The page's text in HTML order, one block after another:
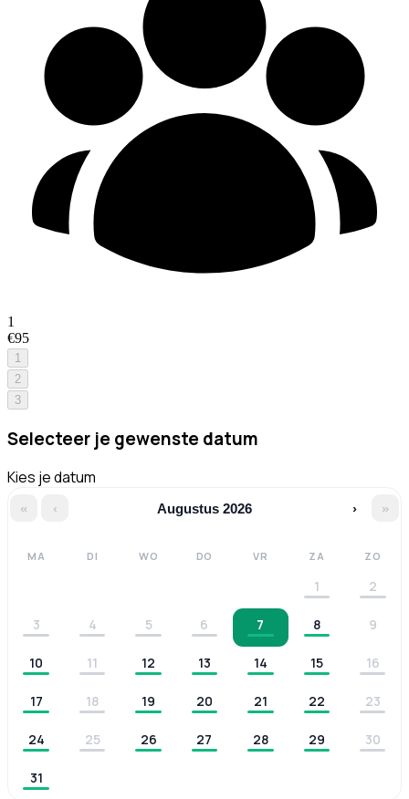
1
€95
1
2
3
Selecteer je gewenste datum
Kies je datum
« ‹ Augustus 2026 › »
MA DI WO DO VR ZA ZO
1 2
3 4 5 6 7 8 9
10 11 12 13 14 15 16
17 18 19 20 21 22 23
24 25 26 27 28 29 30
31